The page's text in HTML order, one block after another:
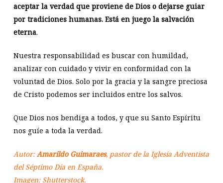
aceptar la verdad que proviene de Dios o dejarse guiar
por tradiciones humanas. Está en juego la salvación
eterna.
Nuestra responsabilidad es buscar con humildad,
analizar con cuidado y vivir en conformidad con la
voluntad de Dios. Solo por la gracia y la sangre preciosa
de Cristo podemos ser incluidos entre los salvos.
Que Dios nos bendiga a todos, y que su Santo Espíritu
nos guíe a toda la verdad.
Autor:Amarildo Guimaraes, pastor de la Iglesia Adventista
del Séptimo Día en España.
Imagen: Shutterstock.